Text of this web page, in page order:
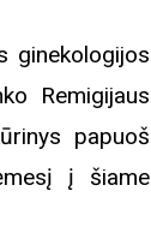
ginekologijos
Remigijaus
papuoš
į šiame